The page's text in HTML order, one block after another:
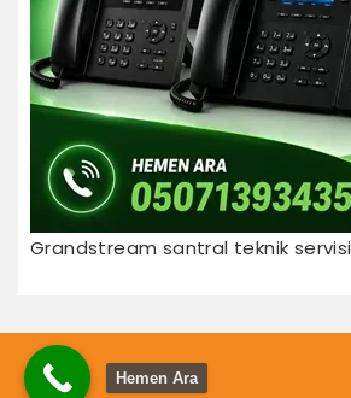
Grandstream santral teknik servisi
Hemen Ara